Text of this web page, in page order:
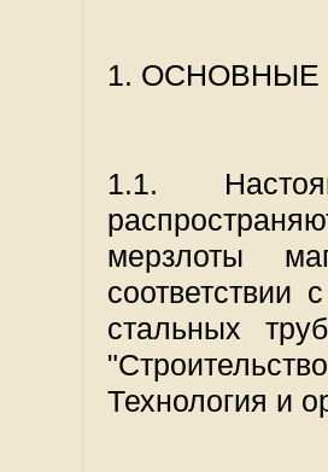
1.
1.1.
мерзлоты
стальных
Технология и